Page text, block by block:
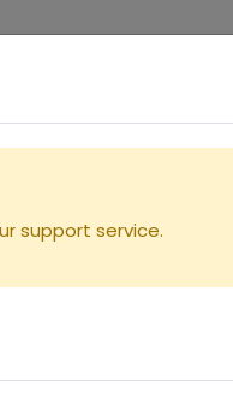
support service.